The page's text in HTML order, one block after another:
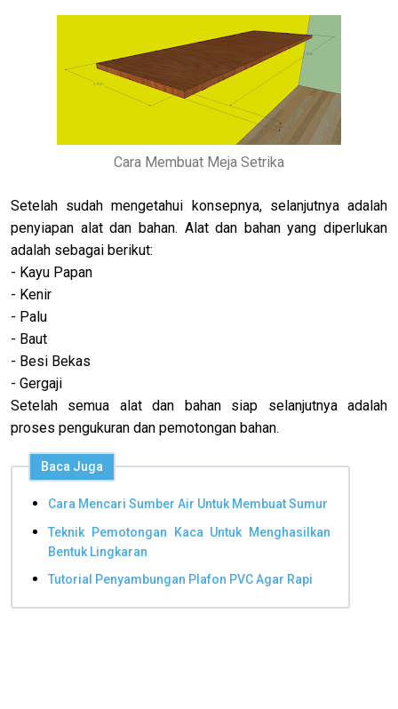
Cara Membuat Meja Setrika
Setelah sudah mengetahui konsepnya, selanjutnya adalah
penyiapan alat dan bahan. Alat dan bahan yang diperlukan
adalah sebagai berikut:
- Kayu Papan
- Kenir
- Palu
- Baut
- Besi Bekas
- Gergaji
Setelah semua alat dan bahan siap selanjutnya adalah
proses pengukuran dan pemotongan bahan.
Baca Juga
Cara Mencari Sumber Air Untuk Membuat Sumur
Teknik Pemotongan Kaca Untuk Menghasilkan
Bentuk Lingkaran
Tutorial Penyambungan Plafon PVC Agar Rapi